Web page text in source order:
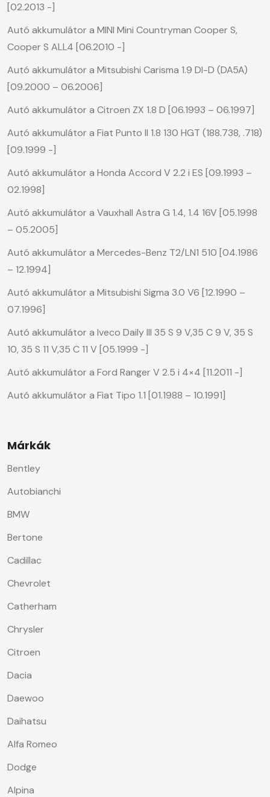
[02.2013 -]
Autó akkumulátor a MINI Mini Countryman Cooper S,
Cooper S ALL4 [06.2010 -]
Autó akkumulátor a Mitsubishi Carisma 1.9 DI-D (DA5A)
[09.2000 – 06.2006]
Autó akkumulátor a Citroen ZX 1.8 D [06.1993 – 06.1997]
Autó akkumulátor a Fiat Punto II 1.8 130 HGT (188.738, .718)
[09.1999 -]
Autó akkumulátor a Honda Accord V 2.2 i ES [09.1993 –
02.1998]
Autó akkumulátor a Vauxhall Astra G 1.4, 1.4 16V [05.1998
– 05.2005]
Autó akkumulátor a Mercedes-Benz T2/LN1 510 [04.1986
– 12.1994]
Autó akkumulátor a Mitsubishi Sigma 3.0 V6 [12.1990 –
07.1996]
Autó akkumulátor a Iveco Daily III 35 S 9 V,35 C 9 V, 35 S
10, 35 S 11 V,35 C 11 V [05.1999 -]
Autó akkumulátor a Ford Ranger V 2.5 i 4×4 [11.2011 -]
Autó akkumulátor a Fiat Tipo 1.1 [01.1988 – 10.1991]
Márkák
Bentley
Autobianchi
BMW
Bertone
Cadillac
Chevrolet
Catherham
Chrysler
Citroen
Dacia
Daewoo
Daihatsu
Alfa Romeo
Dodge
Alpina